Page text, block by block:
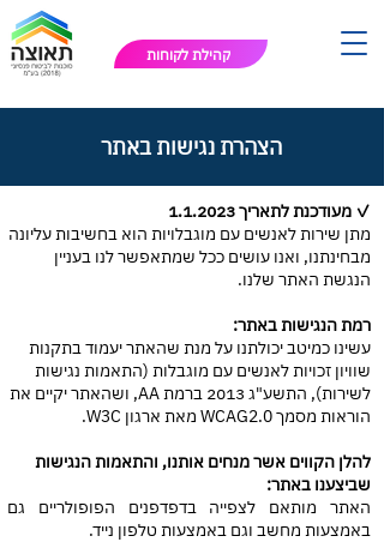
קהילת לקוחות
הצהרת נגישות באתר
✓ מעודכנת לתאריך 1.1.2023
מתן שירות לאנשים עם מוגבלויות הוא בחשיבות עליונה
מבחינתנו, ואנו עושים ככל שמתאפשר לנו בעניין
הנגשת האתר שלנו.
רמת הנגישות באתר:
עשינו כמיטב יכולתנו על מנת שהאתר יעמוד בתקנות
שוויון זכויות לאנשים עם מוגבלות (התאמות נגישות
לשירות), התשע"ג 2013 ברמת AA, ושהאתר יקיים את
הוראות מסמך WCAG2.0 מאת ארגון W3C.
​להלן הקווים אשר מנחים אותנו, והתאמות הנגישות
שביצענו באתר:
האתר מותאם לצפייה בדפדפנים הפופולריים גם
באמצעות מחשב וגם באמצעות טלפון נייד.